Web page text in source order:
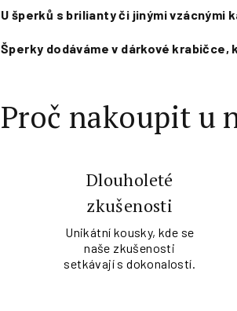
U šperků s brilianty či jinými
Šperky dodáváme v dárkové krabičce,
Proč nakoupit u
Dlouholeté
zkušenosti
Unikátní kousky, kde se
naše zkušenosti
setkávají s dokonalostí.